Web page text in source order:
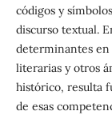
códigos y
discurso textual.
determinantes en
literarias y otros
histórico, resulta
de esas